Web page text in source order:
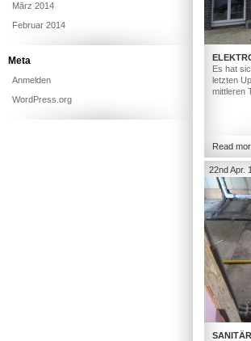
Es hat
letzten
mittleren
Read
22nd Apr.
März 2014
Februar 2014
Meta
Anmelden
WordPress.org